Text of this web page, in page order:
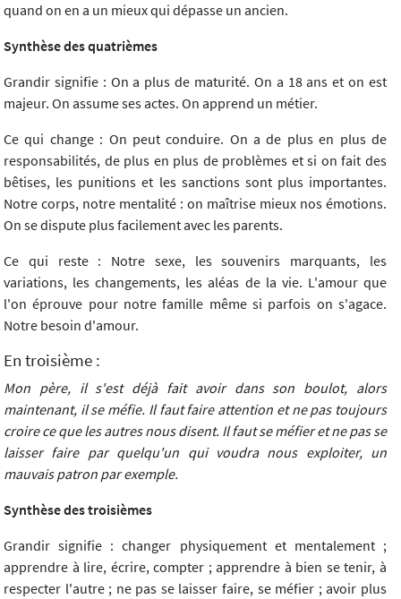
quand on en a un mieux qui dépasse un ancien.
Synthèse des quatrièmes
Grandir signifie : On a plus de maturité. On a 18 ans et on est
majeur. On assume ses actes. On apprend un métier.
Ce qui change : On peut conduire. On a de plus en plus de
responsabilités, de plus en plus de problèmes et si on fait des
bêtises, les punitions et les sanctions sont plus importantes.
Notre corps, notre mentalité : on maîtrise mieux nos émotions.
On se dispute plus facilement avec les parents.
Ce qui reste : Notre sexe, les souvenirs marquants, les
variations, les changements, les aléas de la vie. L'amour que
l'on éprouve pour notre famille même si parfois on s'agace.
Notre besoin d'amour.
En troisième :
Mon père, il s'est déjà fait avoir dans son boulot, alors
maintenant, il se méfie. Il faut faire attention et ne pas toujours
croire ce que les autres nous disent. Il faut se méfier et ne pas se
laisser faire par quelqu'un qui voudra nous exploiter, un
mauvais patron par exemple.
Synthèse des troisièmes
Grandir signifie : changer physiquement et mentalement ;
apprendre à lire, écrire, compter ; apprendre à bien se tenir, à
respecter l'autre ; ne pas se laisser faire, se méfier ; avoir plus